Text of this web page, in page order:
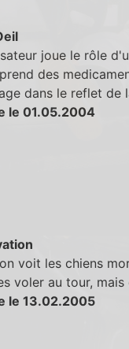
joue le rôle
des
dans le reflet de
le 01.05.2004
voit les chiens
voler au tour,
le 13.02.2005